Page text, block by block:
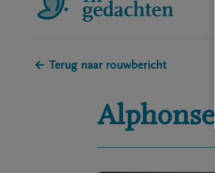
← Terug naar rouwbericht
Alphonse